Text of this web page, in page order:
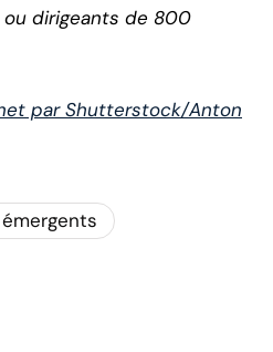
dirigeants de 800
par Shutterstock/Anton